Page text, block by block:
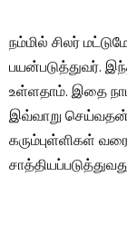
நம்மில் சிலர்
பயன்படுத்துவர்.
உள்ளதாம். இதை
இவ்வாறு செய்வதன்
கரும்புள்ளிகள்